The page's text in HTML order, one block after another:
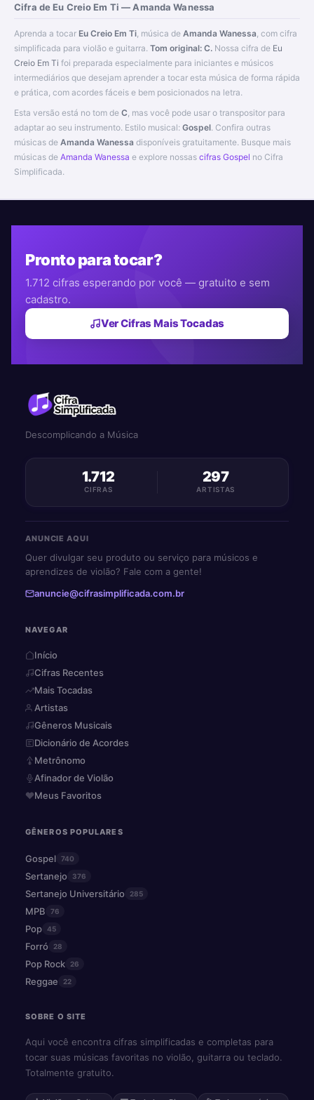
Cifra de Eu Creio Em Ti — Amanda Wanessa
Aprenda a tocar Eu Creio Em Ti , música de Amanda Wanessa , com cifra
simplificada para violão e guitarra. Tom original: C. Nossa cifra de Eu
Creio Em Ti foi preparada especialmente para iniciantes e músicos
intermediários que desejam aprender a tocar esta música de forma rápida
e prática, com acordes fáceis e bem posicionados na letra.
Esta versão está no tom de C , mas você pode usar o transpositor para
adaptar ao seu instrumento. Estilo musical: Gospel. Confira outras
músicas de Amanda Wanessa disponíveis gratuitamente. Busque mais
músicas de Amanda Wanessa e explore nossas cifras Gospel no Cifra
Simplificada.
Pronto para tocar?
1.712 cifras esperando por você — gratuito e sem
cadastro.
Ver Cifras Mais Tocadas
Descomplicando a Música
1.712
CIFRAS
297
ARTISTAS
ANUNCIE AQUI
Quer divulgar seu produto ou serviço para músicos e
aprendizes de violão? Fale com a gente!
anuncie@cifrasimplificada.com.br
NAVEGAR
Início
Cifras Recentes
Mais Tocadas
Artistas
Gêneros Musicais
Dicionário de Acordes
Metrônomo
Afinador de Violão
Meus Favoritos
GÊNEROS POPULARES
Gospel 740
Sertanejo 376
Sertanejo Universitário 285
MPB 76
Pop 45
Forró 28
Pop Rock 26
Reggae 22
SOBRE O SITE
Aqui você encontra cifras simplificadas e completas para
tocar suas músicas favoritas no violão, guitarra ou teclado.
Totalmente gratuito.